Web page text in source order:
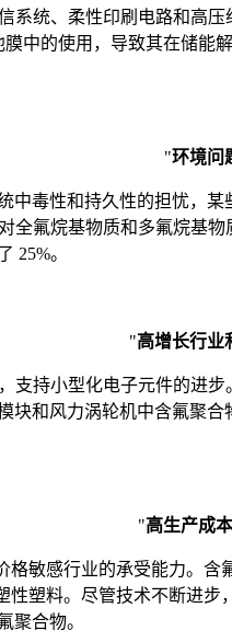
系统、柔性印刷电路和高
中的使用，导致其在储
"环境问
毒性和持久性的担忧，
氟烷基物质和多氟烷基
25%。
"高增长行业
支持小型化电子元件的进
和风力涡轮机中含氟聚
"高生产成
敏感行业的承受能力。
塑料。尽管技术不断进
聚合物。